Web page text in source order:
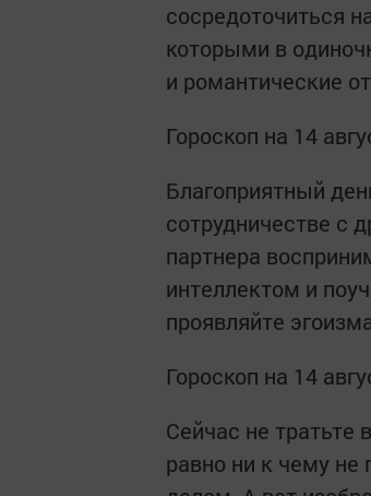
сосредоточиться
которыми в
и романтические
Гороскоп на 14
Благоприятный
сотрудничестве с
партнера
интеллектом и
проявляйте
Гороскоп на 14
Сейчас не тратьте
равно ни к чему не